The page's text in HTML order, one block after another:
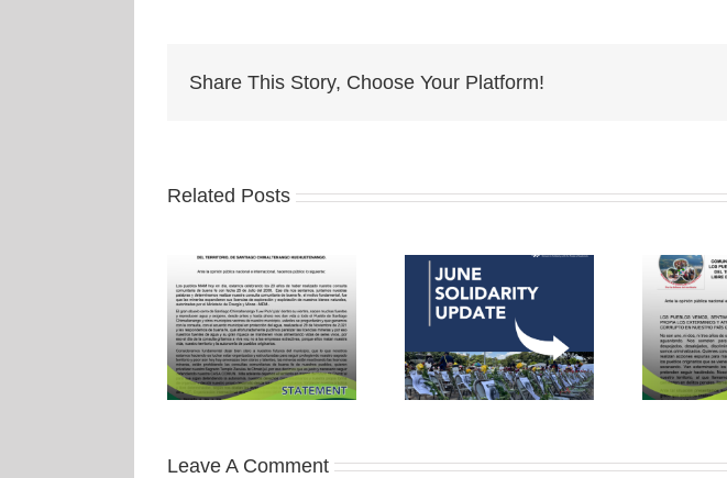
Share This Story, Choose Your Platform!
Related Posts
Leave A Comment